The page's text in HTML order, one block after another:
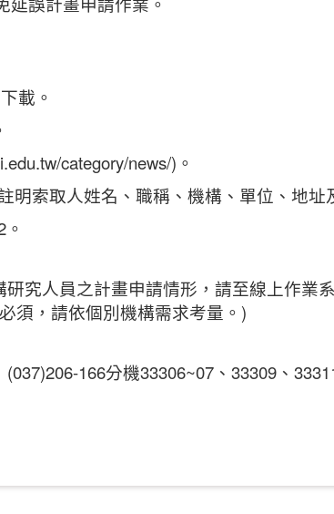
載。
category/news/)。
索取人姓名、職稱、機構、單位、地址
究人員之計畫申請情形，請至線上作業
須，請依個別機構需求考量。)
166分機33306~07、33309、